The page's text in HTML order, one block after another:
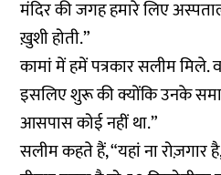
मंदिर की जगह हमारे लिए
ख़ुशी होती.”
कामां में हमें पत्रकार सलीम मिले.
इसलिए शुरू की क्योंकि उनके
आसपास कोई नहीं था.”
सलीम कहते हैं, “यहां ना रोज़गार